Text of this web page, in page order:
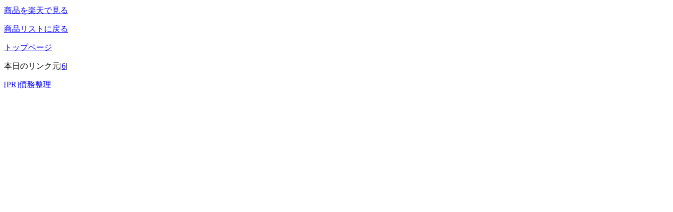
商品を楽天で見る
商品リストに戻る
トップページ
本日のリンク元|6|
[PR]債務整理